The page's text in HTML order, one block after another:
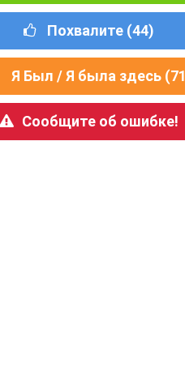
Похвалите (44)
Я Был / Я была здесь (71
Сообщите об ошибке!